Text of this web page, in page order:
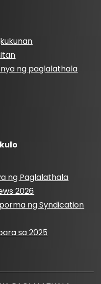
ng paglalathala
ng Paglalathala
2026
ng Syndication
sa 2025